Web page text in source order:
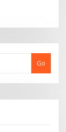
Go